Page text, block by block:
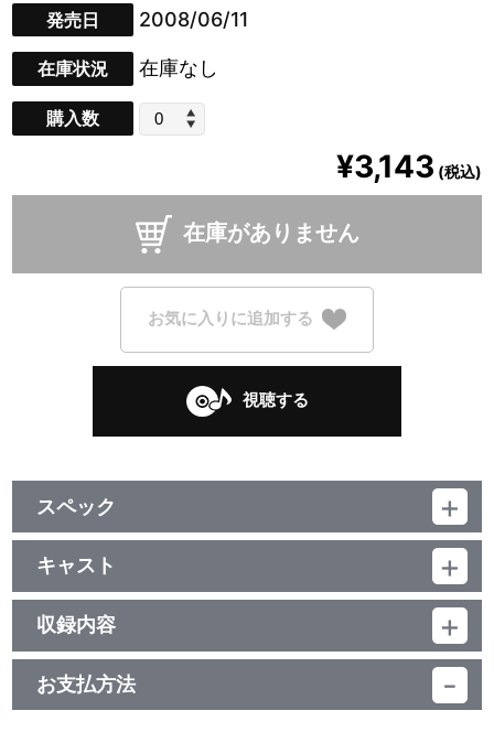
発売日 2008/06/11
在庫状況 在庫なし
購入数
¥3,143 (税込)
在庫がありません
お気に入りに追加する
視聴する
スペック
品番：LACA-5774
ジャンル：国内アニメ音楽
アルバム
／62分
キャスト
遠藤正明
収録内容
お支払方法